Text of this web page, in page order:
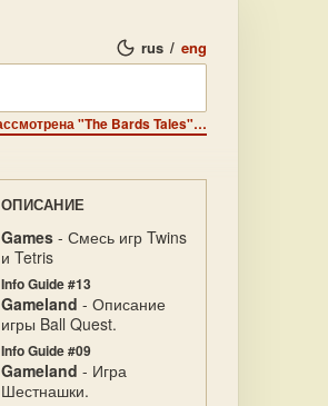
rus / eng
Экспертиза - впервые в нашей стране представлена и рассмотрена "The Bards Tales" - полноценная семнадцатиуровневая ролевая игра.
ОПИСАНИЕ
Games - Смесь игр Twins
и Tetris
Info Guide #13
Gameland - Описание
игры Ball Quest.
Info Guide #09
Gameland - Игра
Шестнашки.